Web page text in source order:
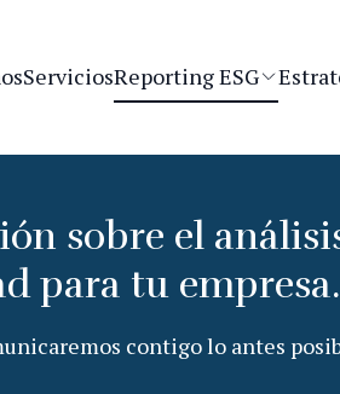
ServiciosReporting ESG
sobre el
para tu empresa.
contigo lo antes